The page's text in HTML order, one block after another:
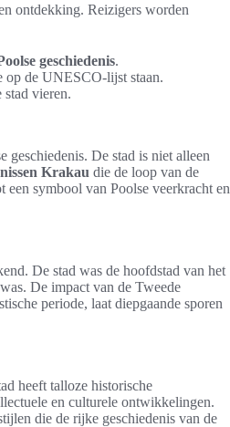
ontdekking. Reizigers worden
geschiedenis.
op de UNESCO-lijst staan.
stad vieren.
geschiedenis. De stad is niet alleen
Krakau die de loop van de
een symbool van Poolse veerkracht en
De stad was de hoofdstad van het
De impact van de Tweede
periode, laat diepgaande sporen
heeft talloze historische
en culturele ontwikkelingen.
die de rijke geschiedenis van de